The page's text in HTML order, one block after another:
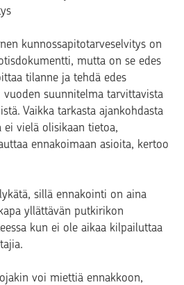
kunnossapitotarveselvitys on
mutta on se edes
tilanne ja tehdä edes
suunnitelma tarvittavista
Vaikka tarkasta ajankohdasta
vielä olisikaan tietoa,
ennakoimaan asioita, kertoo
sillä ennakointi on aina
yllättävän putkirikon
kun ei ole aikaa kilpailuttaa
voi miettiä ennakkoon,